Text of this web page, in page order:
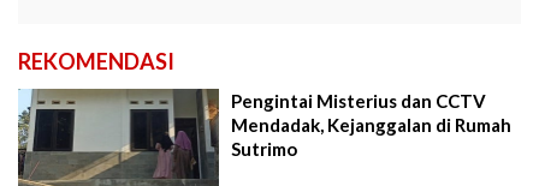
REKOMENDASI
Pengintai Misterius dan CCTV
Mendadak, Kejanggalan di Rumah
Sutrimo